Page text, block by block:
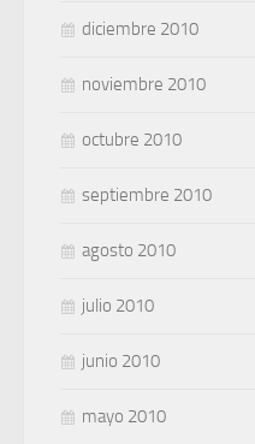
diciembre 2010
noviembre 2010
octubre 2010
septiembre 2010
agosto 2010
julio 2010
junio 2010
mayo 2010